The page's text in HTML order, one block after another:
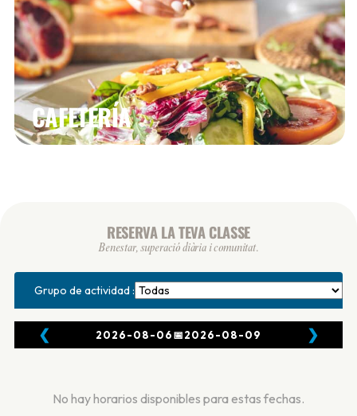
CAFETERÍA
RESERVA LA TEVA CLASSE
Benestar, superació diària i comunitat.
Grupo de actividad :
❮ 2026-08-06📅2026-08-09 ❯
No hay horarios disponibles para estas fechas.